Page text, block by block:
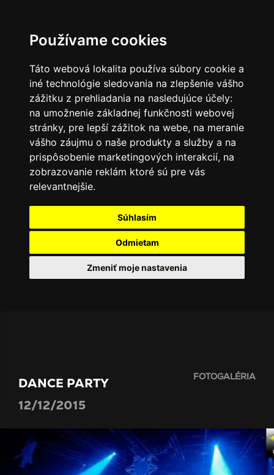
Používame cookies
Táto webová lokalita používa súbory cookie a
iné technológie sledovania na zlepšenie vášho
zážitku z prehliadania na nasledujúce účely:
na umožnenie základnej funkčnosti webovej
stránky, pre lepší zážitok na webe, na meranie
vášho záujmu o naše produkty a služby a na
prispôsobenie marketingových interakcií, na
zobrazovanie reklám ktoré sú pre vás
relevantnejšie.
Súhlasím
Odmietam
Zmeniť moje nastavenia
DANCE PARTY
12/12/2015
FOTOGALÉRIA